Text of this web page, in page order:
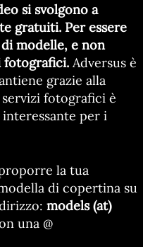
si svolgono a
gratuiti. Per essere
modelle, e non
fotografici.Adversus è
grazie alla
fotografici è
per i
la tua
di copertina su
models (at)
una @